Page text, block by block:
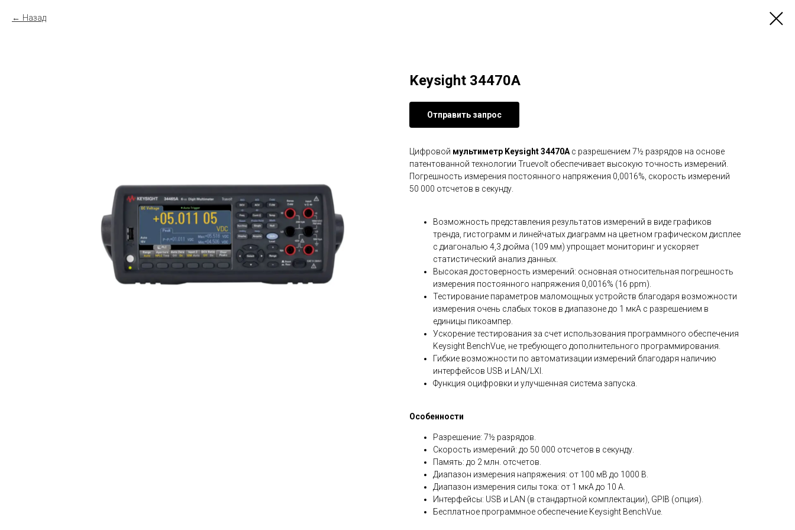
Назад
Keysight 34470A
Отправить запрос
Цифровой мультиметр Keysight 34470Aс разрешением 7½ разрядов на основе
патентованной технологии Truevolt обеспечивает высокую точность измерений.
Погрешность измерения постоянного напряжения 0,0016%, скорость измерений
50 000 отсчетов в секунду.
Возможность представления результатов измерений в виде графиков
тренда, гистограмм и линейчатых диаграмм на цветном графическом дисплее
с диагональю 4,3 дюйма (109 мм) упрощает мониторинг и ускоряет
статистический анализ данных.
Высокая достоверность измерений: основная относительная погрешность
измерения постоянного напряжения 0,0016% (16 ppm).
Тестирование параметров маломощных устройств благодаря возможности
измерения очень слабых токов в диапазоне до 1 мкА с разрешением в
единицы пикоампер.
Ускорение тестирования за счет использования программного обеспечения
Keysight BenchVue, не требующего дополнительного программирования.
Гибкие возможности по автоматизации измерений благодаря наличию
интерфейсов USB и LAN/LXI.
Функция оцифровки и улучшенная система запуска.
Особенности
Разрешение: 7½ разрядов.
Скорость измерений: до 50 000 отсчетов в секунду.
Память: до 2 млн. отсчетов.
Диапазон измерения напряжения: от 100 мВ до 1000 В.
Диапазон измерения силы тока: от 1 мкА до 10 А.
Интерфейсы: USB и LAN (в стандартной комплектации), GPIB (опция).
Бесплатное программное обеспечение Keysight BenchVue.